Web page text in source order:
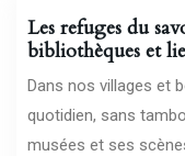
Les refuges du
bibliothèques et
Dans nos villages et
quotidien, sans
musées et ses